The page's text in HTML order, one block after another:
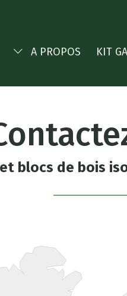
A PROPOS KIT
blocs de bois